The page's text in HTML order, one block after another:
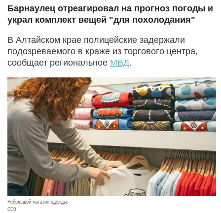
Барнаулец отреагировал на прогноз погоды и
украл комплект вещей "для похолодания"
В Алтайском крае полицейские задержали
подозреваемого в краже из торгового центра,
сообщает региональное МВД.
Небольшой магазин одежды.
СС0